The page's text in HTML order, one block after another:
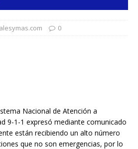
0
Nacional de Atención a
9-1-1 expresó mediante comunicado
están recibiendo un alto número
que no son emergencias, por lo